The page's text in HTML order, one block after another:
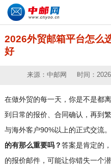
2026外贸邮箱平台怎么
好
来源：中邮网 时间：
在做外贸的每一天，你是不是都
到日常的报价、合同确认，再到
与海外客户90%以上的正式交
的有那么重要吗？答案是肯定的
的报价邮件，可能让你错失一个